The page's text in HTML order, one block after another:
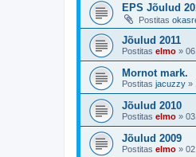
EPS Jõulud
Postitas
Jõulud 2011
Postitas elmo »
Mornot mark.
Postitas jacuzzy »
Jõulud 2010
Postitas elmo »
Jõulud 2009
Postitas elmo »